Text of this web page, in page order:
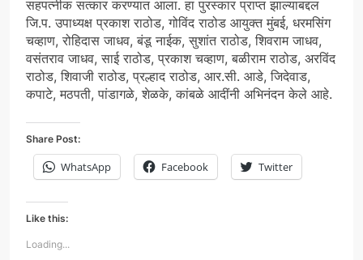
सहपत्नीक सत्कार करण्यात आला. हा पुरस्कार प्राप्त झाल्याबद्दल
जि.प. उपाध्यक्ष प्रकाश राठोड, गोविंद राठोड आयुक्त मुंबई, धरमसिंग
चव्हाण, रोहिदास जाधव, बंडू नाईक, सुशांत राठोड, शिवराम जाधव,
वसंतराव जाधव, साई राठोड, प्रकाश चव्हाण, बळीराम राठोड, अरविंद
राठोड, शिवाजी राठोड, प्रल्हाद राठोड, आर.सी. आडे, जिदेवाड,
कपाटे, मठपती, पांडागळे, शेळके, कांबळे आदींनी अभिनंदन केले आहे.
Share Post:
WhatsApp Facebook Twitter
Like this:
Loading...